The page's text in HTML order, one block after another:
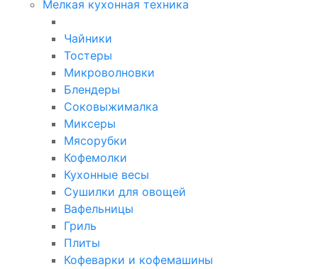
Мелкая кухонная техника
Чайники
Тостеры
Микроволновки
Блендеры
Соковыжималка
Миксеры
Мясорубки
Кофемолки
Кухонные весы
Сушилки для овощей
Вафельницы
Гриль
Плиты
Кофеварки и кофемашины